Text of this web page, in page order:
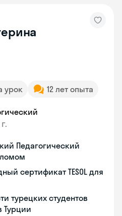
урок 12 лет опыта
Педагогический
сертификат TESOL для
турецких студентов
Турции